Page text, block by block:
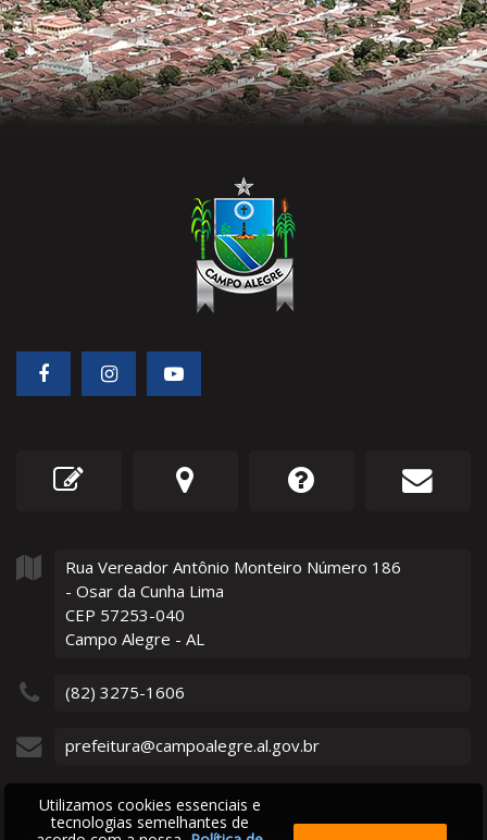
Rua Vereador Antônio Monteiro Número 186
- Osar da Cunha Lima
CEP 57253-040
Campo Alegre - AL
(82) 3275-1606
prefeitura@campoalegre.al.gov.br
Utilizamos cookies essenciais e
tecnologias semelhantes de